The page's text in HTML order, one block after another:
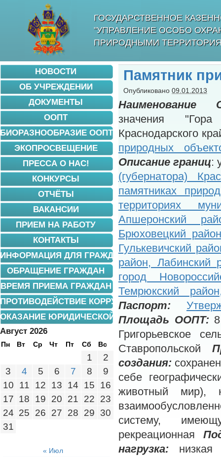
ГОСУДАРСТВЕННОЕ
"УПРАВЛЕНИЕ ОСОБО
ПРИРОДНЫМИ
Памятник
Опубликовано 09.01.2013
Наименование
значения
Краснодарского
природных
Описание границ:
(губернатора)
памятниках
территориях
Апшеронский
Брюховецкий
Гулькевичский
район, Лабинский
город
Темрюкский
Паспорт:
Площадь ООПТ:
Григорьевское
Ставропольской
создания:
себе
животный мир),
систему,
рекреационная
нагрузка:
НОВОСТИ
ОБ УЧРЕЖДЕНИИ
ДОКУМЕНТЫ
ООПТ
БИОРАЗНООБРАЗИЕ ООПТ
ЭКОПРОСВЕЩЕНИЕ
ПРЕССА О НАС!
КОНКУРСЫ
ОТЧЁТЫ
ВАКАНСИИ
ПРИЕМ НА РАБОТУ
КОНТАКТЫ
ИНФОРМАЦИЯ ДЛЯ ГРАЖДАН
ОБРАЩЕНИЕ ГРАЖДАН
ВРЕМЯ ПРИЕМА ГРАЖДАН
ПРОТИВОДЕЙСТВИЕ КОРРУПЦИИ
ОКАЗАНИЕ ЮРИДИЧЕСКОЙ ПОМОЩИ
Август 2026
Пн Вт Ср Чт Пт Сб Вс
1
2
3
4 5 6 7 8
9
10
11 12 13 14 15
16
17 18 19 20 21 22
23
24 25 26 27 28 29
30
31
« Июл